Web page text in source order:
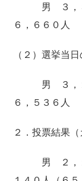
男 ３，
６，６６０人
（２）選挙当
男 ３，
６，５３６人
２．投票結果（
男 ２，１